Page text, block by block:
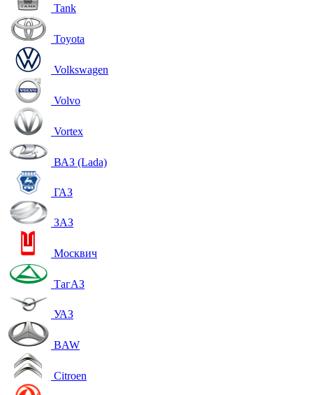
Tank
Toyota
Volkswagen
Volvo
Vortex
ВАЗ (Lada)
ГАЗ
ЗАЗ
Москвич
ТагАЗ
УАЗ
BAW
Citroen